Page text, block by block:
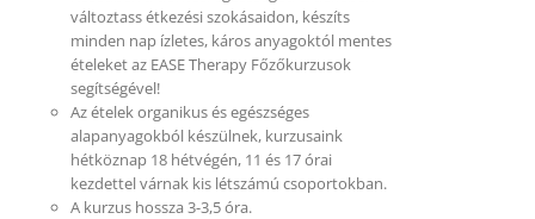
változtass étkezési szokásaidon, készíts
minden nap ízletes, káros anyagoktól mentes
ételeket az EASE Therapy Főzőkurzusok
segítségével!
Az ételek organikus és egészséges
alapanyagokból készülnek, kurzusaink
hétköznap 18 hétvégén, 11 és 17 órai
kezdettel várnak kis létszámú csoportokban.
A kurzus hossza 3-3,5 óra.